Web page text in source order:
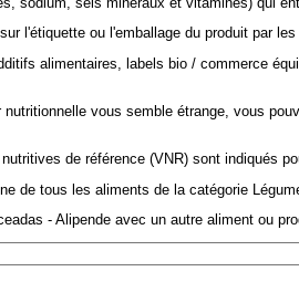
l'étiquette ou l'emballage du produit par
alimentaires, labels bio / commerce
vous semble étrange, vous
de référence (VNR) sont indiqués
de tous les aliments de la catégorie
- Alipende avec un autre aliment ou